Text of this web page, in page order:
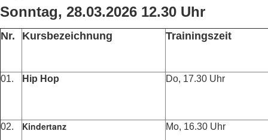
Sonntag, 28.03.2026 12.30 Uhr
Nr. Kursbezeichnung Trainingszeit
01. Hip Hop Do, 17.30 Uhr
02. Kindertanz Mo, 16.30 Uhr